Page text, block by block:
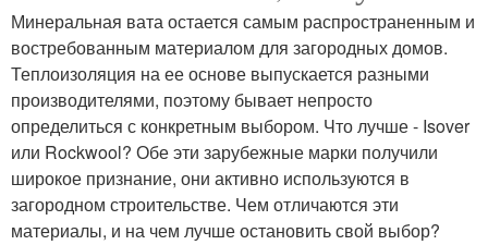
Минеральная вата остается самым распространенным и
востребованным материалом для загородных домов.
Теплоизоляция на ее основе выпускается разными
производителями, поэтому бывает непросто
определиться с конкретным выбором. Что лучше - Isover
или Rockwool? Обе эти зарубежные марки получили
широкое признание, они активно используются в
загородном строительстве. Чем отличаются эти
материалы, и на чем лучше остановить свой выбор?